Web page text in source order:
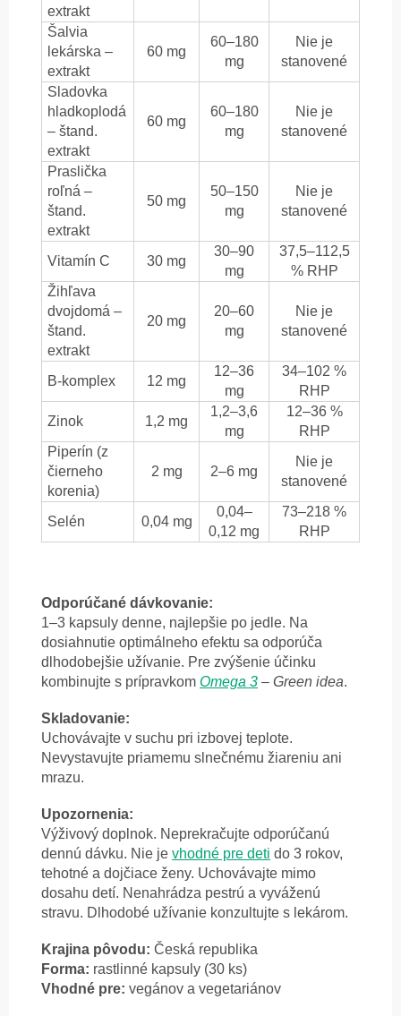
extrakt
Šalvia
lekárska –
extrakt
60 mg
60–180
mg
Nie je
stanovené
Sladovka
hladkoplodá
– štand.
extrakt
60 mg
60–180
mg
Nie je
stanovené
Praslička
roľná –
štand.
extrakt
50 mg
50–150
mg
Nie je
stanovené
Vitamín C 30 mg
30–90
mg
37,5–112,5
% RHP
Žihľava
dvojdomá –
štand.
extrakt
20 mg
20–60
mg
Nie je
stanovené
B-komplex 12 mg
12–36
mg
34–102 %
RHP
Zinok
1,2 mg
1,2–3,6
mg
12–36 %
RHP
Piperín (z
čierneho
korenia)
2 mg 2–6 mg
Nie je
stanovené
Selén 0,04 mg
0,04–
0,12 mg
73–218 %
RHP
Odporúčané dávkovanie:
1–3 kapsuly denne, najlepšie po jedle. Na
dosiahnutie optimálneho efektu sa odporúča
dlhodobejšie užívanie. Pre zvýšenie účinku
kombinujte s prípravkom Omega 3 – Green idea.
Skladovanie:
Uchovávajte v suchu pri izbovej teplote.
Nevystavujte priamemu slnečnému žiareniu ani
mrazu.
Upozornenia:
Výživový doplnok. Neprekračujte odporúčanú
dennú dávku. Nie je vhodné pre deti do 3 rokov,
tehotné a dojčiace ženy. Uchovávajte mimo
dosahu detí. Nenahrádza pestrú a vyváženú
stravu. Dlhodobé užívanie konzultujte s lekárom.
Krajina pôvodu: Česká republika
Forma: rastlinné kapsuly (30 ks)
Vhodné pre: vegánov a vegetariánov